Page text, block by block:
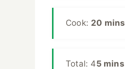
Cook: 20 mins
Total: 45 mins